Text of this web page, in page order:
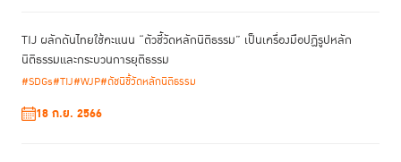
และได้รับความเคารพ อย่าง TIJ และ UNDP จะต้องดำเนินงานได้ตามความ
คาดหวังของพวกเขา ทั้งในแง่ที่เป็นประโยชน์ต่อองค์กรเอง และเป็นประโยชน์ต่อ
สังคม เราหวังว่าการร่วมมือกันในครั้งนี้จะเป็นก้าวสำคัญในการทำเป้าหมาย
เหล่านั้นให้บรรลุผลสำเร็จ” เรโนลด์ ไมเยอร์ ผู้แทน UNDP ประจำประเทศไทย
กล่าว
TIJ ผลักดันไทยใช้คะแนน “ตัวชี้วัดหลักนิติธรรม” เป็นเครื่องมือปฏิรูปหลัก
นิติธรรมและกระบวนการยุติธรรม
#SDGs#TIJ#WJP#ดัชนีชี้วัดหลักนิติธรรม
18 ก.ย. 2566